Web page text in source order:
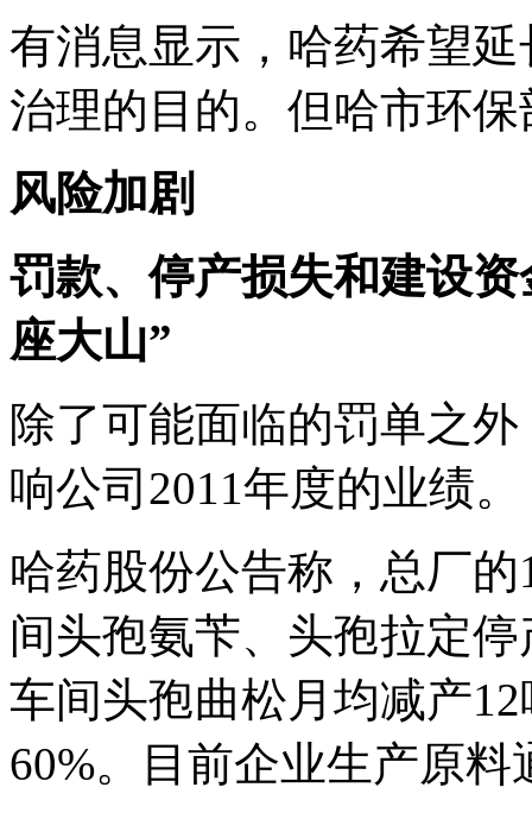
有消息显示，哈药希望
治理的目的。但哈市环
风险加剧
罚款、停产损失和建设
座大山”
除了可能面临的罚单之
响公司2011年度的业绩。
哈药股份公告称，总厂
间头孢氨苄、头孢拉定
车间头孢曲松月均减产
60%。目前企业生产原